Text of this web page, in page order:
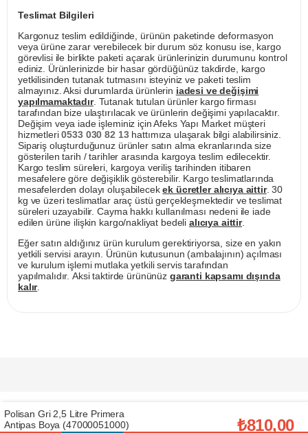
Teslimat Bilgileri
Kargonuz teslim edildiğinde, ürünün paketinde deformasyon
veya ürüne zarar verebilecek bir durum söz konusu ise, kargo
görevlisi ile birlikte paketi açarak ürünlerinizin durumunu kontrol
ediniz. Ürünlerinizde bir hasar gördüğünüz takdirde, kargo
yetkilisinden tutanak tutmasını isteyiniz ve paketi teslim
almayınız. Aksi durumlarda ürünlerin iadesi ve değişimi
yapılmamaktadır. Tutanak tutulan ürünler kargo firması
tarafından bize ulaştırılacak ve ürünlerin değişimi yapılacaktır.
Değişim veya iade işleminiz için Afeks Yapı Market müşteri
hizmetleri0533 030 82 13hattımıza ulaşarak bilgi alabilirsiniz.
Sipariş oluşturduğunuz ürünler satın alma ekranlarında size
gösterilen tarih / tarihler arasında kargoya teslim edilecektir.
Kargo teslim süreleri, kargoya veriliş tarihinden itibaren
mesafelere göre değişiklik gösterebilir. Kargo teslimatlarında
mesafelerden dolayı oluşabilecekek ücretler alıcıya aittir. 30
kg ve üzeri teslimatlar araç üstü gerçekleşmektedir ve teslimat
süreleri uzayabilir. Cayma hakkı kullanılması nedeni ile iade
edilen ürüne ilişkin kargo/nakliyat bedeli alıcıya aittir.
Eğer satın aldığınız ürün kurulum gerektiriyorsa, size en yakın
yetkili servisi arayın. Ürünün kutusunun (ambalajının) açılması
ve kurulum işlemi mutlaka yetkili servis tarafından
yapılmalıdır. Aksi taktirde ürününüz garanti kapsamı dışında
kalır.
Prijavite se za naše E-mail novosti
Polisan Gri 2,5 Litre Primera
Antipas Boya (47000051000)
₺810,00